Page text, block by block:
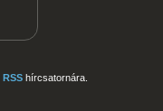
RSS hírcsatornára.